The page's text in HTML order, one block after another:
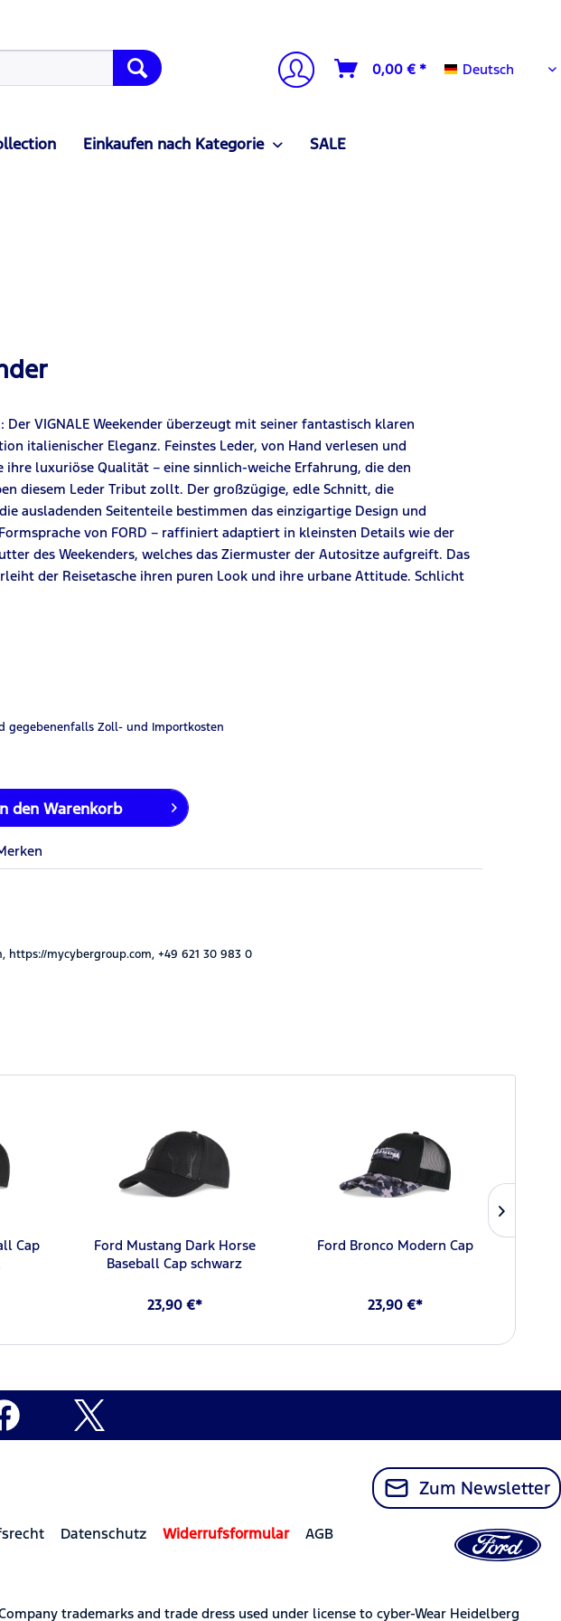
0,00 € * Deutsch
Deutsch
Einkaufen nach Kategorie SALE
VIGNALE Weekender überzeugt mit seiner fantastisch klaren
italienischer Eleganz. Feinstes Leder, von Hand verlesen und
ihre luxuriöse Qualität – eine sinnlich-weiche Erfahrung, die den
diesem Leder Tribut zollt. Der großzügige, edle Schnitt, die
ausladenden Seitenteile bestimmen das einzigartige Design und
von FORD – raffiniert adaptiert in kleinsten Details wie der
des Weekenders, welches das Ziermuster der Autositze aufgreift. Das
der Reisetasche ihren puren Look und ihre urbane Attitude. Schlicht
gegebenenfalls Zoll- und Importkosten
den Warenkorb
https://mycybergroup.com, +49 621 30 983 0
Cap
Ford Mustang Dark Horse
Baseball Cap schwarz
23,90 €*
Ford Bronco Modern Cap
23,90 €*
Zum Newsletter
Datenschutz Widerrufsformular
AGB
trademarks and trade dress used under license to cyber-Wear Heidelberg